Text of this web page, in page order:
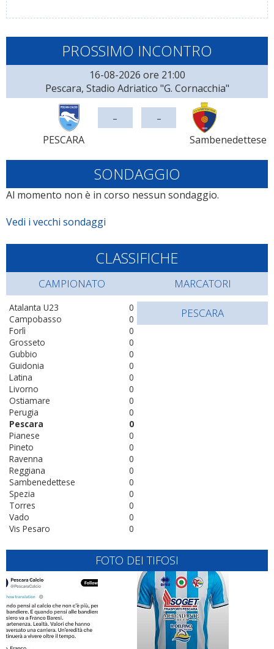
PROSSIMO INCONTRO
16-08-2026 ore 21:00
Pescara, Stadio Adriatico "G. Cornacchia"
PESCARA
- -
Sambenedettese
SONDAGGIO
Al momento non è in corso nessun sondaggio.
Vedi i vecchi sondaggi
CLASSIFICHE
CAMPIONATO
0
Atalanta U23
0
Campobasso
0
Forlì
0
Grosseto
0
Gubbio
0
Guidonia
0
Latina
0
Livorno
0
Ostiamare
0
Perugia
0
Pescara
0
Pianese
0
Pineto
0
Ravenna
0
Reggiana
0
Sambenedettese
0
Spezia
0
Torres
0
Vado
0
Vis Pesaro
MARCATORI
PESCARA
FOTO DEI TIFOSI